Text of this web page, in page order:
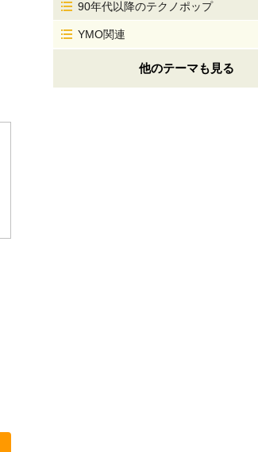
90年代以降のテクノポップ
YMO関連
他のテーマも見る